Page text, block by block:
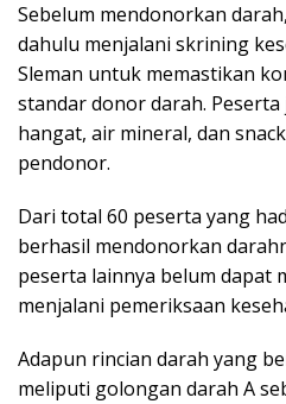
Sebelum mendonorkan
dahulu menjalani skrining
Sleman untuk memastikan
standar donor darah.
hangat, air mineral, dan
pendonor.
Dari total 60 peserta yang
berhasil mendonorkan
peserta lainnya belum dapat
menjalani pemeriksaan
Adapun rincian darah yang
meliputi golongan darah A